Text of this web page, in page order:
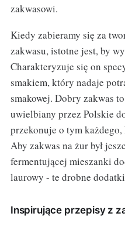
zakwasowi.
Kiedy zabieramy się za
zakwasu, istotne jest, by
Charakteryzuje się on
smakiem, który nadaje
smakowej. Dobry zakwas
uwielbiany przez Polskie
przekonuje o tym każdego,
Aby zakwas na żur był
fermentującej mieszanki
laurowy - te drobne
Inspirujące przepisy z